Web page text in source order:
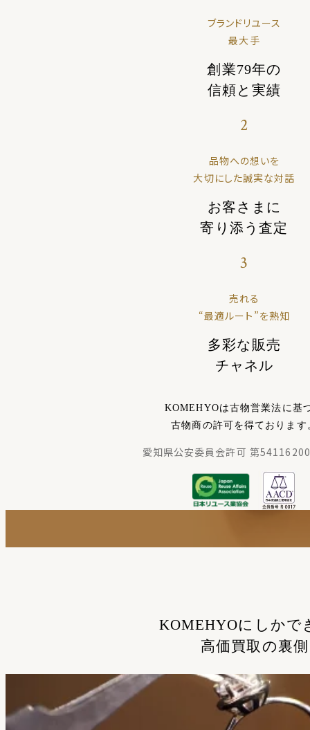
ブランドリユース
最大手
創業79年の
信頼と実績
2
品物への想いを
大切にした誠実な対話
お客さまに
寄り添う査定
3
売れる
“最適ルート”を熟知
多彩な販売
チャネル
KOMEHYOは古物営業法に基
古物商の許可を得ております
愛知県公安委員会許可 第
KOMEHYOにしかで
高価買取の裏側